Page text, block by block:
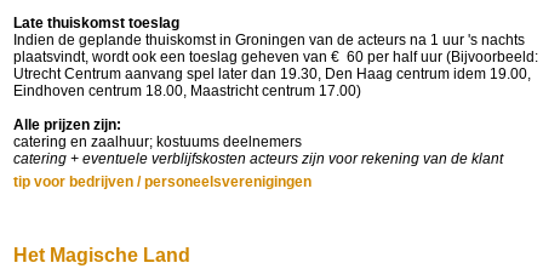
Late thuiskomst toeslag
Indien de geplande thuiskomst in Groningen van de acteurs na 1 uur 's nachts
plaatsvindt, wordt ook een toeslag geheven van € 60 per half uur (Bijvoorbeeld:
Utrecht Centrum aanvang spel later dan 19.30, Den Haag centrum idem 19.00,
Eindhoven centrum 18.00, Maastricht centrum 17.00)
Alle prijzen zijn:
catering en zaalhuur; kostuums deelnemers
catering + eventuele verblijfskosten acteurs zijn voor rekening van de klant
tip voor bedrijven / personeelsverenigingen
Het Magische Land